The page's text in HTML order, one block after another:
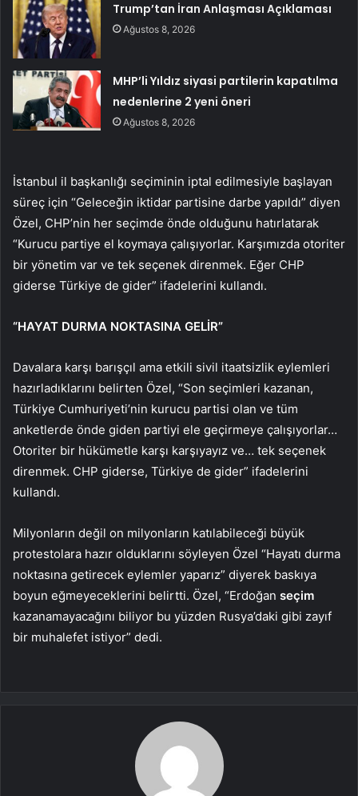
Trump’tan İran Anlaşması Açıklaması
Ağustos 8, 2026
MHP’li Yıldız siyasi partilerin kapatılma
nedenlerine 2 yeni öneri
Ağustos 8, 2026
İstanbul il başkanlığı seçiminin iptal edilmesiyle başlayan
süreç için “Geleceğin iktidar partisine darbe yapıldı” diyen
Özel, CHP’nin her seçimde önde olduğunu hatırlatarak
“Kurucu partiye el koymaya çalışıyorlar. Karşımızda otoriter
bir yönetim var ve tek seçenek direnmek. Eğer CHP
giderse Türkiye de gider” ifadelerini kullandı.
“HAYAT DURMA NOKTASINA GELİR”
Davalara karşı barışçıl ama etkili sivil itaatsizlik eylemleri
hazırladıklarını belirten Özel, “Son seçimleri kazanan,
Türkiye Cumhuriyeti’nin kurucu partisi olan ve tüm
anketlerde önde giden partiyi ele geçirmeye çalışıyorlar…
Otoriter bir hükümetle karşı karşıyayız ve… tek seçenek
direnmek. CHP giderse, Türkiye de gider” ifadelerini
kullandı.
Milyonların değil on milyonların katılabileceği büyük
protestolara hazır olduklarını söyleyen Özel “Hayatı durma
noktasına getirecek eylemler yaparız” diyerek baskıya
boyun eğmeyeceklerini belirtti. Özel, “Erdoğan seçim
kazanamayacağını biliyor bu yüzden Rusya’daki gibi zayıf
bir muhalefet istiyor” dedi.